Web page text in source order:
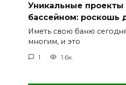
Уникальные проекты
бассейном: роскошь
Иметь свою баню
многим, и это
1 1.6к.